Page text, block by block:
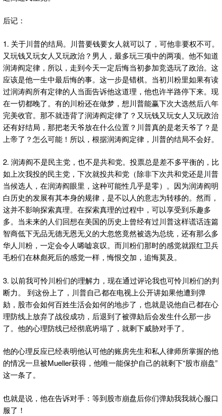
后记：
1. 关于川普的结局。川普要钱要女人就可以了，可他非要权不可。
又玩钱又玩女人又玩政治？男人，最多玩三项中的两项。他不知道
润涛阎定律，所以，走到今天一定后悔当初参加竞选玩了政治。这
应该是他一生中最后悔的事。这一步是错棋。当初川粉里如果有读
过润涛阎所有定律的人当面告诉他这道理，他也许半路停下来。现
在一切都晚了。有的川粉还在做梦，想川普能赢下次大选然后八年
完美收官。那不就违背了润涛阎定律了？又玩钱又玩女人又玩政治
还有好结局，那把老天爷放在什么位置？川普真的是老天爷了？是
上帝了？怎么可能！所以，根据润涛阎定律，川普的结局不会好。
2. 润涛阎不是民主党，也不是共和党。投票总是差不多平衡的，比
如上次我投的民主党，下次就投共和党（除非下次共和党还是川普
当候选人，在润涛阎眼里，这种可能性几乎是零）。因为润涛阎明
白历史的发展有其本身的规律，是不以人的意志为转移的。然而，
这并不影响探索真理。在探索真理的过程中，可以享受到乐趣多
多。当未来的人们回想在美国的历史上曾经有过川普这样谎话连篇
智商低下无品无德无恩无义的大忽悠竟然被选为总统，还有那么多
华人川粉，一定会令人唏嘘哀叹。而川粉们那时的感觉就跟红卫兵
毛粉们在林彪死后的感觉一样，悔恨交加，追悔莫及。
3. 以前我可怜川粉们的理解力，现在通过评论我也可怜川粉们的判
断力。 到这份上了，川普自己都在电视上公开讲如果他遭到弹
劾，股市会如何百姓生活会如何的地步了，也就是说他自己都在心
理防线上放弃了战役成功，后退到了被弹劾后会发生什么那一步
了。他的心理防线已经彻底坍塌了，就剩下威胁对手了。
他的心理反应已经表明他认可他的账房先生和私人律师所掌握的他
的情况一旦被Mueller获得，他唯一能保护自己的就剩下“股市崩盘”
这一条了。
也就是说，他在告诉对手：等到股市崩盘后你们弹劾我我就心服口
服了！